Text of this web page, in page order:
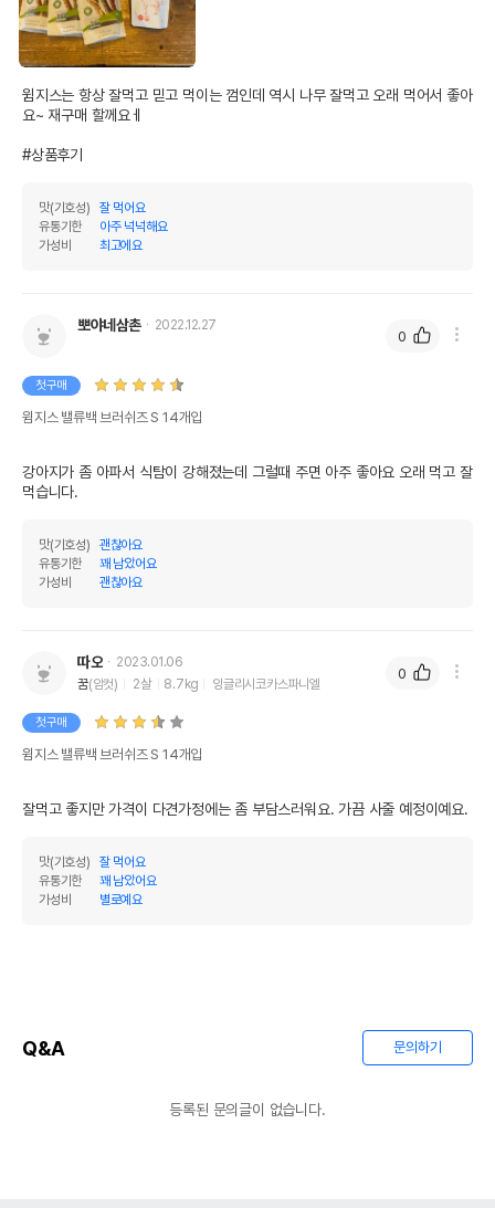
윔지스는 항상 잘먹고 믿고 먹이는 껌인데 역시 나무 잘먹고 오래 먹어서 좋아
요~ 재구매 할께요ㅔ
#상품후기
맛(기호성)
잘 먹어요
유통기한
아주 넉넉해요
가성비
최고에요
뽀야네삼촌 2022.12.27
첫구매
윔지스 밸류백 브러쉬즈 S 14개입
강아지가 좀 아파서 식탐이 강해졌는데 그럴때 주면 아주 좋아요 오래 먹고 잘
먹습니다.
맛(기호성)
괜찮아요
유통기한
꽤 남았어요
가성비
괜찮아요
0
따오
2023.01.06
꿈(암컷) 2살 8.7kg 잉글리시코카스파니엘
첫구매
윔지스 밸류백 브러쉬즈 S 14개입
잘먹고 좋지만 가격이 다견가정에는 좀 부담스러워요. 가끔 사줄 예정이예요.
맛(기호성)
잘 먹어요
유통기한
꽤 남았어요
가성비
별로예요
0
Q&A 문의하기
등록된 문의글이 없습니다.